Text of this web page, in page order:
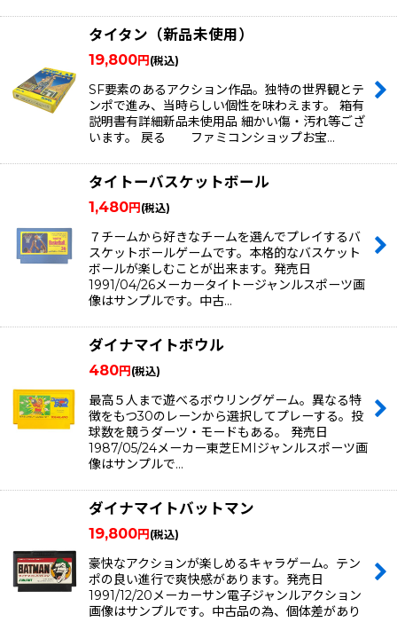
タイタン（新品未使用）
19,800円 (税込)
SF要素のあるアクション作品。独特の世界観とテ
ンポで進み、当時らしい個性を味わえます。 箱有
説明書有詳細新品未使用品 細かい傷・汚れ等ござ
います。 戻る ファミコンショップお宝…
タイトーバスケットボール
1,480円 (税込)
７チームから好きなチームを選んでプレイするバ
スケットボールゲームです。本格的なバスケット
ボールが楽しむことが出来ます。発売日
1991/04/26メーカータイトージャンルスポーツ画
像はサンプルです。中古…
ダイナマイトボウル
480円 (税込)
最高５人まで遊べるボウリングゲーム。異なる特
徴をもつ30のレーンから選択してプレーする。投
球数を競うダーツ・モードもある。 発売日
1987/05/24メーカー東芝EMIジャンルスポーツ画
像はサンプルで…
ダイナマイトバットマン
19,800円 (税込)
豪快なアクションが楽しめるキャラゲーム。テン
ポの良い進行で爽快感があります。発売日
1991/12/20メーカーサン電子ジャンルアクション
画像はサンプルです。中古品の為、個体差があり